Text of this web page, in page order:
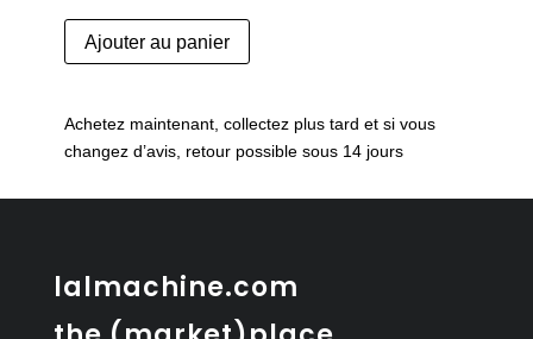
quantité
de
Ajouter au panier
Achetez maintenant, collectez plus tard et si vous
changez d’avis, retour possible sous 14 jours
lalmachine.com